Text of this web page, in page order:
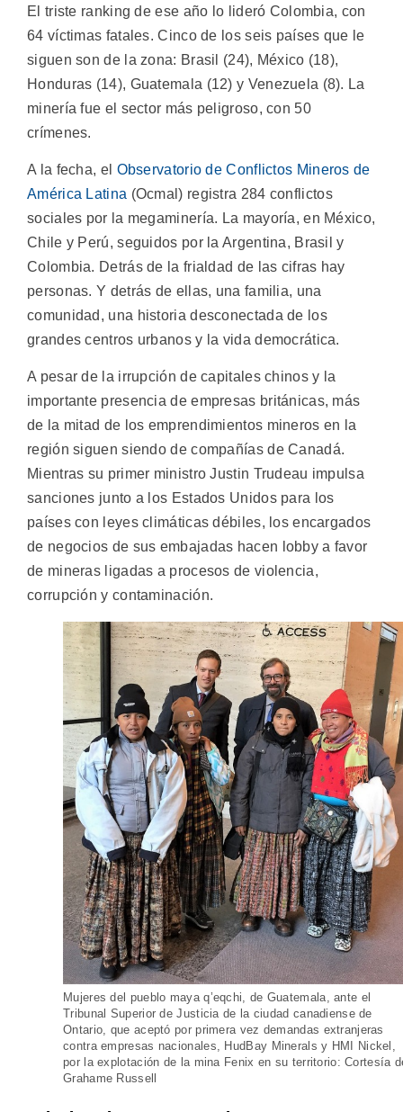
El triste ranking de ese año lo lideró Colombia, con
64 víctimas fatales. Cinco de los seis países que le
siguen son de la zona: Brasil (24), México (18),
Honduras (14), Guatemala (12) y Venezuela (8). La
minería fue el sector más peligroso, con 50
crímenes.
A la fecha, el Observatorio de Conflictos Mineros de
América Latina (Ocmal) registra 284 conflictos
sociales por la megaminería. La mayoría, en México,
Chile y Perú, seguidos por la Argentina, Brasil y
Colombia. Detrás de la frialdad de las cifras hay
personas. Y detrás de ellas, una familia, una
comunidad, una historia desconectada de los
grandes centros urbanos y la vida democrática.
A pesar de la irrupción de capitales chinos y la
importante presencia de empresas británicas, más
de la mitad de los emprendimientos mineros en la
región siguen siendo de compañías de Canadá.
Mientras su primer ministro Justin Trudeau impulsa
sanciones junto a los Estados Unidos para los
países con leyes climáticas débiles, los encargados
de negocios de sus embajadas hacen lobby a favor
de mineras ligadas a procesos de violencia,
corrupción y contaminación.
Mujeres del pueblo maya q’eqchi, de Guatemala, ante el
Tribunal Superior de Justicia de la ciudad canadiense de
Ontario, que aceptó por primera vez demandas extranjeras
contra empresas nacionales, HudBay Minerals y HMI Nickel,
por la explotación de la mina Fenix en su territorio: Cortesía
Grahame Russell